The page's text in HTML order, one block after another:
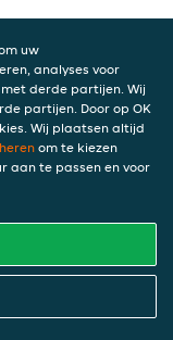
uw
analyses voor
derde partijen. Wij
partijen. Door op OK
Wij plaatsen altijd
om te kiezen
aan te passen en voor